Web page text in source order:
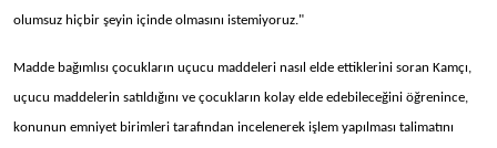
olumsuz hiçbir şeyin içinde olmasını istemiyoruz."
Madde bağımlısı çocukların uçucu maddeleri nasıl elde ettiklerini soran Kamçı,
uçucu maddelerin satıldığını ve çocukların kolay elde edebileceğini öğrenince,
konunun emniyet birimleri tarafından incelenerek işlem yapılması talimatını